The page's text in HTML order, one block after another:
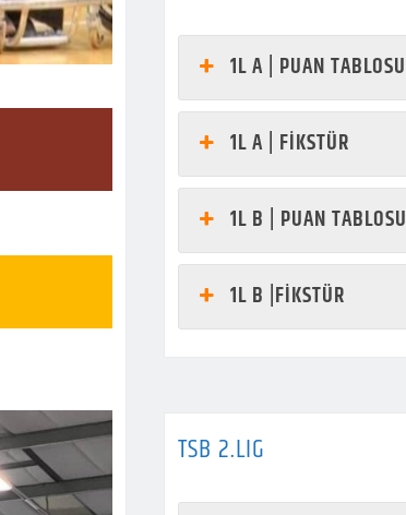
1L A | PUAN TABLOSU
1L A | FİKSTÜR
1L B | PUAN TABLOSU
1L B |FİKSTÜR
TSB 2.LIG